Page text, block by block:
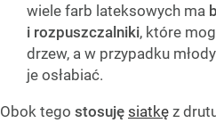
wiele farb lateksowych ma
i rozpuszczalniki, które
drzew, a w przypadku
je osłabiać.
Obok tego stosuję siatkę z